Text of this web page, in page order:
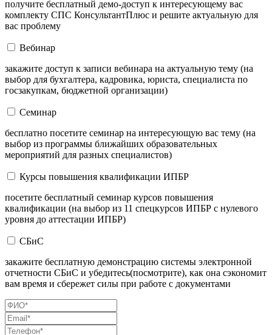
получите бесплатный демо-доступ к интересующему вас
комплекту СПС КонсультантПлюс и решите актуальную для
вас проблему
Вебинар
закажите доступ к записи вебинара на актуальную тему (на
выбор для бухгалтера, кадровика, юриста, специалиста по
госзакупкам, бюджетной организации)
Семинар
бесплатно посетите семинар на интересующую вас тему (на
выбор из программы ближайших образовательных
мероприятий для разных специалистов)
Курсы повышения квалификации ИПБР
посетите бесплатный семинар курсов повышения
квалификации (на выбор из 11 спецкурсов ИПБР с нулевого
уровня до аттестации ИПБР)
СБиС
закажите бесплатную демонстрацию системы электронной
отчетности СБиС и убедитесь(посмотрите), как она сэкономит
вам время и сбережет силы при работе с документами